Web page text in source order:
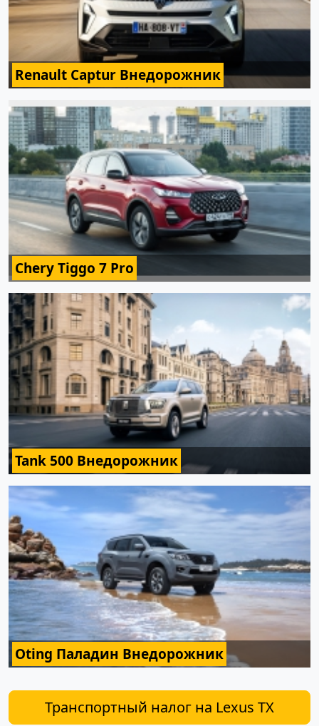
Renault Captur Внедорожник
Chery Tiggo 7 Pro
Tank 500 Внедорожник
Oting Паладин Внедорожник
Транспортный налог на Lexus TX